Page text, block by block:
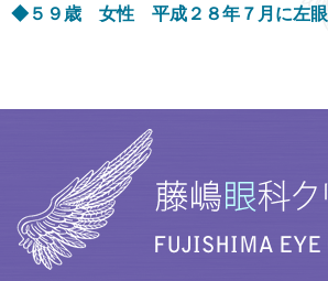
◆５９歳 女性 平成２８年７月に左